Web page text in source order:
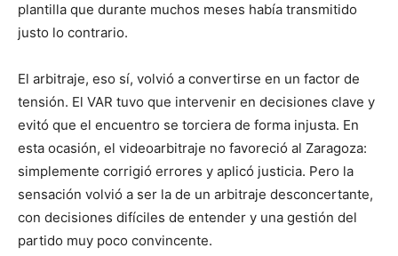
plantilla que durante muchos meses había transmitido
justo lo contrario.
El arbitraje, eso sí, volvió a convertirse en un factor de
tensión. El VAR tuvo que intervenir en decisiones clave y
evitó que el encuentro se torciera de forma injusta. En
esta ocasión, el videoarbitraje no favoreció al Zaragoza:
simplemente corrigió errores y aplicó justicia. Pero la
sensación volvió a ser la de un arbitraje desconcertante,
con decisiones difíciles de entender y una gestión del
partido muy poco convincente.